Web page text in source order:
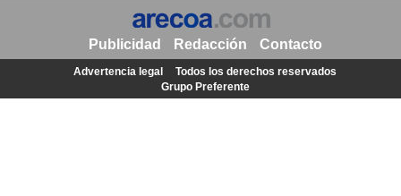
Publicidad Redacción Contacto
Advertencia legal
Todos los derechos reservados
Grupo Preferente